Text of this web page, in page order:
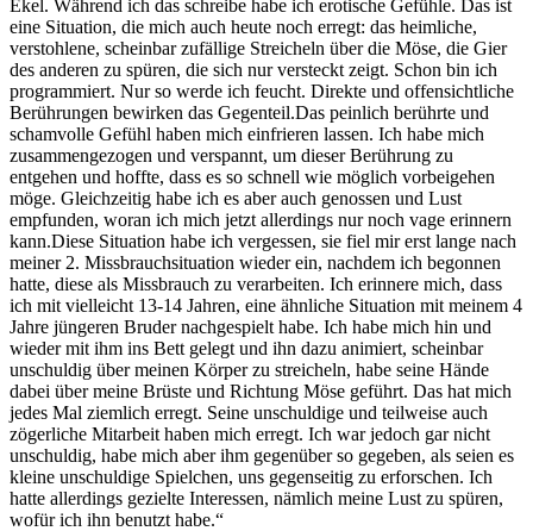
Ekel. Während ich das schreibe habe ich erotische Gefühle. Das ist
eine Situation, die mich auch heute noch erregt: das heimliche,
verstohlene, scheinbar zufällige Streicheln über die Möse, die Gier
des anderen zu spüren, die sich nur versteckt zeigt. Schon bin ich
programmiert. Nur so werde ich feucht. Direkte und offensichtliche
Berührungen bewirken das Gegenteil.Das peinlich berührte und
schamvolle Gefühl haben mich einfrieren lassen. Ich habe mich
zusammengezogen und verspannt, um dieser Berührung zu
entgehen und hoffte, dass es so schnell wie möglich vorbeigehen
möge. Gleichzeitig habe ich es aber auch genossen und Lust
empfunden, woran ich mich jetzt allerdings nur noch vage erinnern
kann.Diese Situation habe ich vergessen, sie fiel mir erst lange nach
meiner 2. Missbrauchsituation wieder ein, nachdem ich begonnen
hatte, diese als Missbrauch zu verarbeiten. Ich erinnere mich, dass
ich mit vielleicht 13-14 Jahren, eine ähnliche Situation mit meinem 4
Jahre jüngeren Bruder nachgespielt habe. Ich habe mich hin und
wieder mit ihm ins Bett gelegt und ihn dazu animiert, scheinbar
unschuldig über meinen Körper zu streicheln, habe seine Hände
dabei über meine Brüste und Richtung Möse geführt. Das hat mich
jedes Mal ziemlich erregt. Seine unschuldige und teilweise auch
zögerliche Mitarbeit haben mich erregt. Ich war jedoch gar nicht
unschuldig, habe mich aber ihm gegenüber so gegeben, als seien es
kleine unschuldige Spielchen, uns gegenseitig zu erforschen. Ich
hatte allerdings gezielte Interessen, nämlich meine Lust zu spüren,
wofür ich ihn benutzt habe.“